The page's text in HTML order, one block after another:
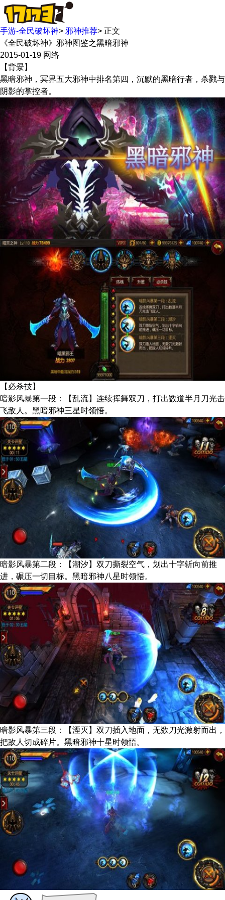
手游-全民破坏神> 邪神推荐> 正文
《全民破坏神》邪神图鉴之黑暗邪神
2015-01-19 网络
【背景】
黑暗邪神，冥界五大邪神中排名第四，沉默的黑暗行者，杀戮与
阴影的掌控者。
【必杀技】
暗影风暴第一段：【乱流】连续挥舞双刀，打出数道半月刀光击
飞敌人。黑暗邪神三星时领悟。
暗影风暴第二段：【潮汐】双刀撕裂空气，划出十字斩向前推
进，碾压一切目标。黑暗邪神八星时领悟。
暗影风暴第三段：【湮灭】双刀插入地面，无数刀光激射而出，
把敌人切成碎片。黑暗邪神十星时领悟。